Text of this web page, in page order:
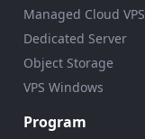
Managed Cloud VPS
Dedicated Server
Object Storage
VPS Windows
Program